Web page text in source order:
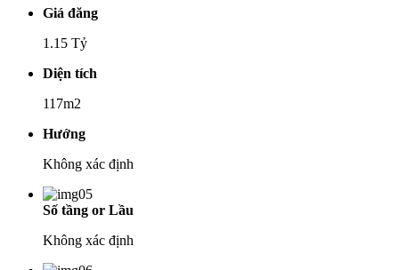
Giá đăng
1.15 Tỷ
Diện tích
117m2
Hướng
Không xác định
Số tầng or Lầu
Không xác định